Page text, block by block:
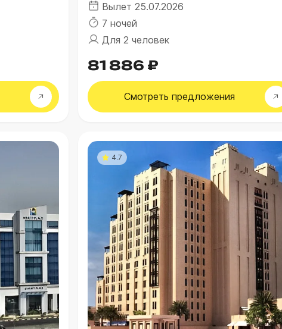
Вылет 25.07.2026
7 ночей
Для 2 человек
81 886 ₽
Смотретьпредложения
4.7